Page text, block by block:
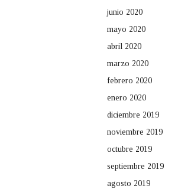
junio 2020
mayo 2020
abril 2020
marzo 2020
febrero 2020
enero 2020
diciembre 2019
noviembre 2019
octubre 2019
septiembre 2019
agosto 2019